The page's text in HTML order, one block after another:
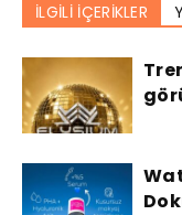
İLGİLİ İÇERİKLER